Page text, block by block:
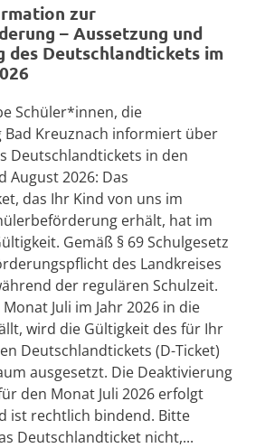
zur
– Aussetzung und
des Deutschlandtickets im
Schüler*innen, die
Bad Kreuznach informiert über
Deutschlandtickets in den
August 2026: Das
das Ihr Kind von uns im
erhält, hat im
Gemäß § 69 Schulgesetz
des Landkreises
der regulären Schulzeit.
Juli im Jahr 2026 in die
wird die Gültigkeit des für Ihr
Deutschlandtickets (D-Ticket)
ausgesetzt. Die Deaktivierung
den Monat Juli 2026 erfolgt
ist rechtlich bindend. Bitte
Deutschlandticket nicht,...